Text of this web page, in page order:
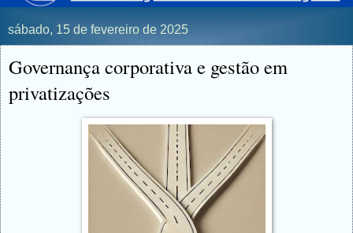
sábado, 15 de fevereiro de 2025
Governança corporativa e gestão em
privatizações